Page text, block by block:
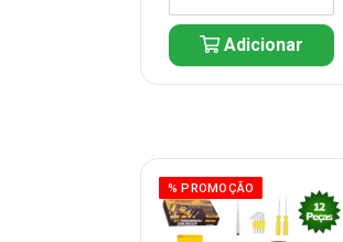
Adicionar
% PROMOÇÃO